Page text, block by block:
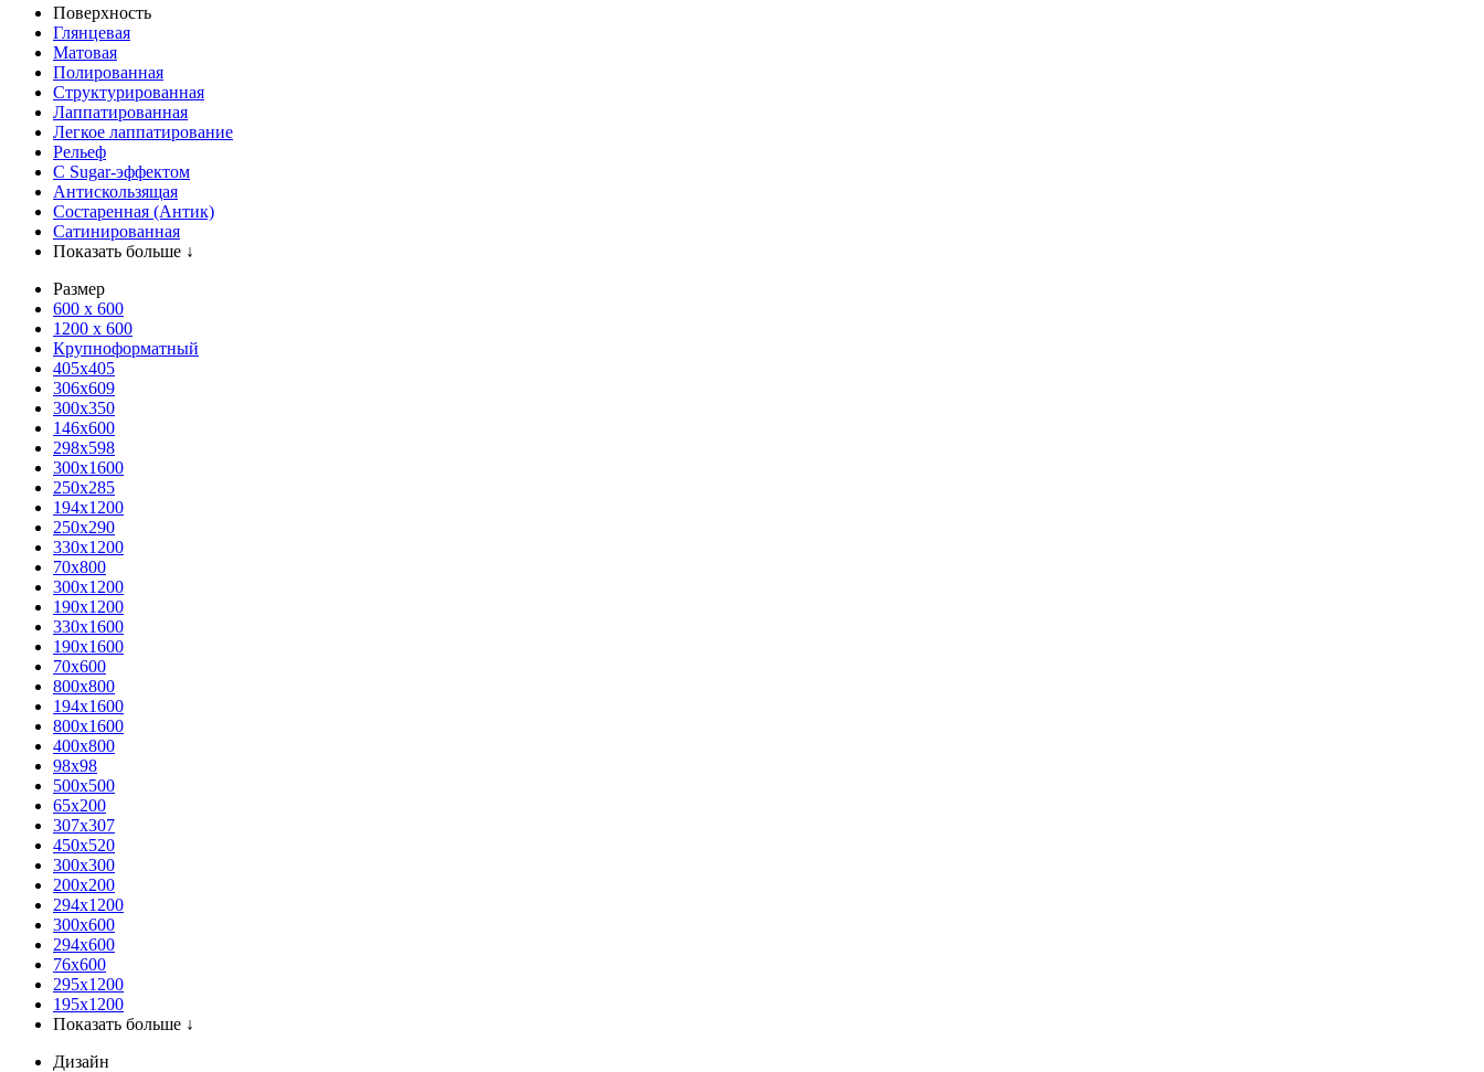
Поверхность
Глянцевая
Матовая
Полированная
Структурированная
Лаппатированная
Легкое лаппатирование
Рельеф
С Sugar-эффектом
Антискользящая
Состаренная (Антик)
Сатинированная
Показать больше ↓
Размер
600 х 600
1200 х 600
Крупноформатный
405x405
306x609
300x350
146x600
298x598
300x1600
250x285
194x1200
250x290
330x1200
70x800
300x1200
190x1200
330x1600
190x1600
70x600
800x800
194x1600
800x1600
400х800
98x98
500x500
65x200
307x307
450x520
300x300
200x200
294x1200
300x600
294x600
76х600
295х1200
195х1200
Показать больше ↓
Дизайн